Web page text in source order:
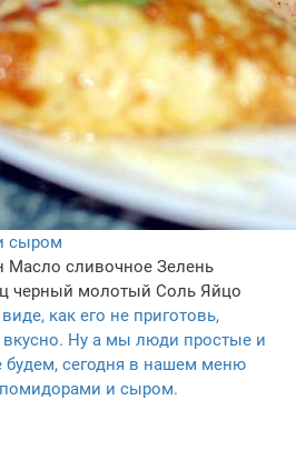
сыром
Масло сливочное Зелень
черный молотый Соль Яйцо
как его не приготовь,
вкусно. Ну а мы люди простые и
будем, сегодня в нашем меню
и сыром.